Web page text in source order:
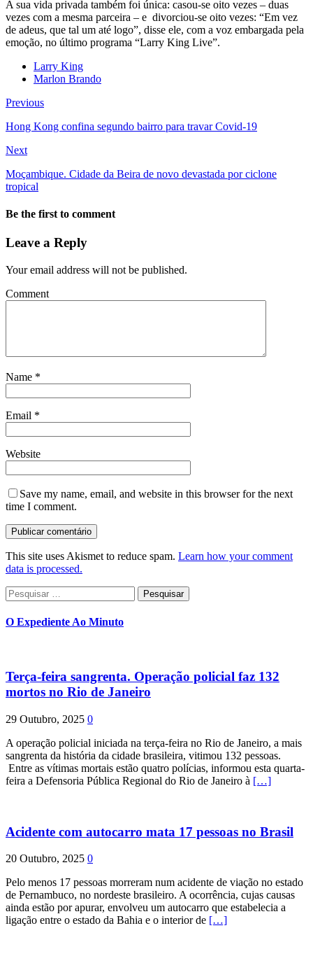
A sua vida privada também foi única: casou-se oito vezes – duas
vezes com a mesma parceira – e divorciou-se oito vezes: “Em vez
de adeus, que tal um até logo”, disse ele, com a voz embargada pela
emoção, no último programa “Larry King Live”.
Larry King
Marlon Brando
Previous
Hong Kong confina segundo bairro para travar Covid-19
Next
Moçambique. Cidade da Beira de novo devastada por ciclone
tropical
Be the first to comment
Leave a Reply
Your email address will not be published.
Comment
Name *
Email *
Website
Save my name, email, and website in this browser for the next
time I comment.
This site uses Akismet to reduce spam. Learn how your comment
data is processed.
Pesquisar
por:
O Expediente Ao Minuto
Terça-feira sangrenta. Operação policial faz 132
mortos no Rio de Janeiro
29 Outubro, 2025 0
A operação policial iniciada na terça-feira no Rio de Janeiro, a mais
sangrenta da história da cidade brasileira, vitimou 132 pessoas.
Entre as vítimas mortais estão quatro polícias, informou esta quarta-
feira a Defensoria Pública Regional do Rio de Janeiro à […]
Acidente com autocarro mata 17 pessoas no Brasil
20 Outubro, 2025 0
Pelo menos 17 pessoas morreram num acidente de viação no estado
de Pernambuco, no nordeste brasileiro. A ocorrência, cujas causas
ainda estão por apurar, envolveu um autocarro que estabelecia a
ligação entre o estado da Bahia e o interior de […]